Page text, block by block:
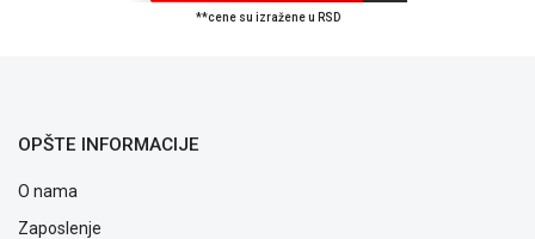
Saobraznost
reklamacije
Usluge
**cene su izražene u RSD
OPŠTE INFORMACIJE
O nama
Zaposlenje